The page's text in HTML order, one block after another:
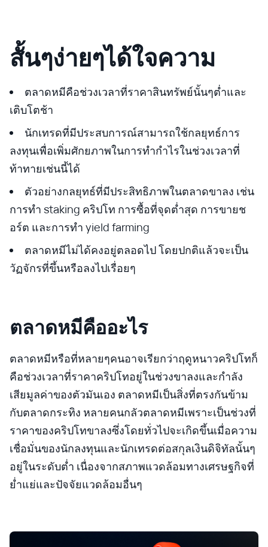
สั้นๆง่ายๆได้ใจความ
ตลาดหมีคือช่วงเวลาที่ราคาสินทรัพย์นั้นๆต่ำและ
เติบโตช้า
นักเทรดที่มีประสบการณ์สามารถใช้กลยุทธ์การ
ลงทุนเพื่อเพิ่มศักยภาพในการทำกำไรในช่วงเวลาที่
ท้าทายเช่นนี้ได้
ตัวอย่างกลยุทธ์ที่มีประสิทธิภาพในตลาดขาลง เช่น
การทำ staking คริปโท การซื้อที่จุดต่ำสุด การขายช
อร์ต และการทำ yield farming
ตลาดหมีไม่ได้คงอยู่ตลอดไป โดยปกติแล้วจะเป็น
วัฏจักรที่ขึ้นหรือลงไปเรื่อยๆ
ตลาดหมีคืออะไร
ตลาดหมีหรือที่หลายๆคนอาจเรียกว่าฤดูหนาวคริปโทก็
คือช่วงเวลาที่ราคาคริปโทอยู่ในช่วงขาลงและกำลัง
เสียมูลค่าของตัวมันเอง ตลาดหมีเป็นสิ่งที่ตรงกันข้าม
กับตลาดกระทิง หลายคนกลัวตลาดหมีเพราะเป็นช่วงที่
ราคาของคริปโทขาลงซึ่งโดยทั่วไปจะเกิดขึ้นเมื่อความ
เชื่อมั่นของนักลงทุนและนักเทรดต่อสกุลเงินดิจิทัลนั้นๆ
อยู่ในระดับต่ำ เนื่องจากสภาพแวดล้อมทางเศรษฐกิจที่
ย่ำแย่และปัจจัยแวดล้อมอื่นๆ